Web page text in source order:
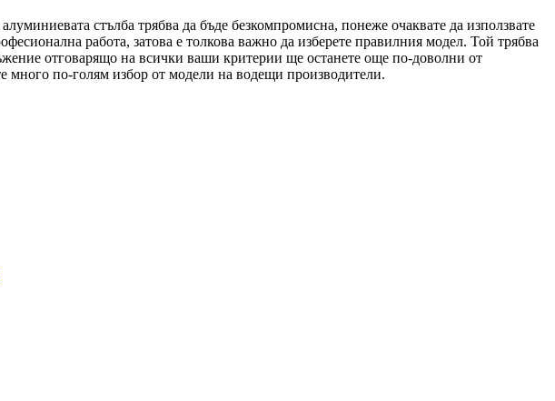
стълба трябва да бъде безкомпромисна, понеже очаквате да използвате
работа, затова е толкова важно да изберете правилния модел. Той трябва
отговарящо на всички ваши критерии ще останете още по-доволни от
много по-голям избор от модели на водещи производители.